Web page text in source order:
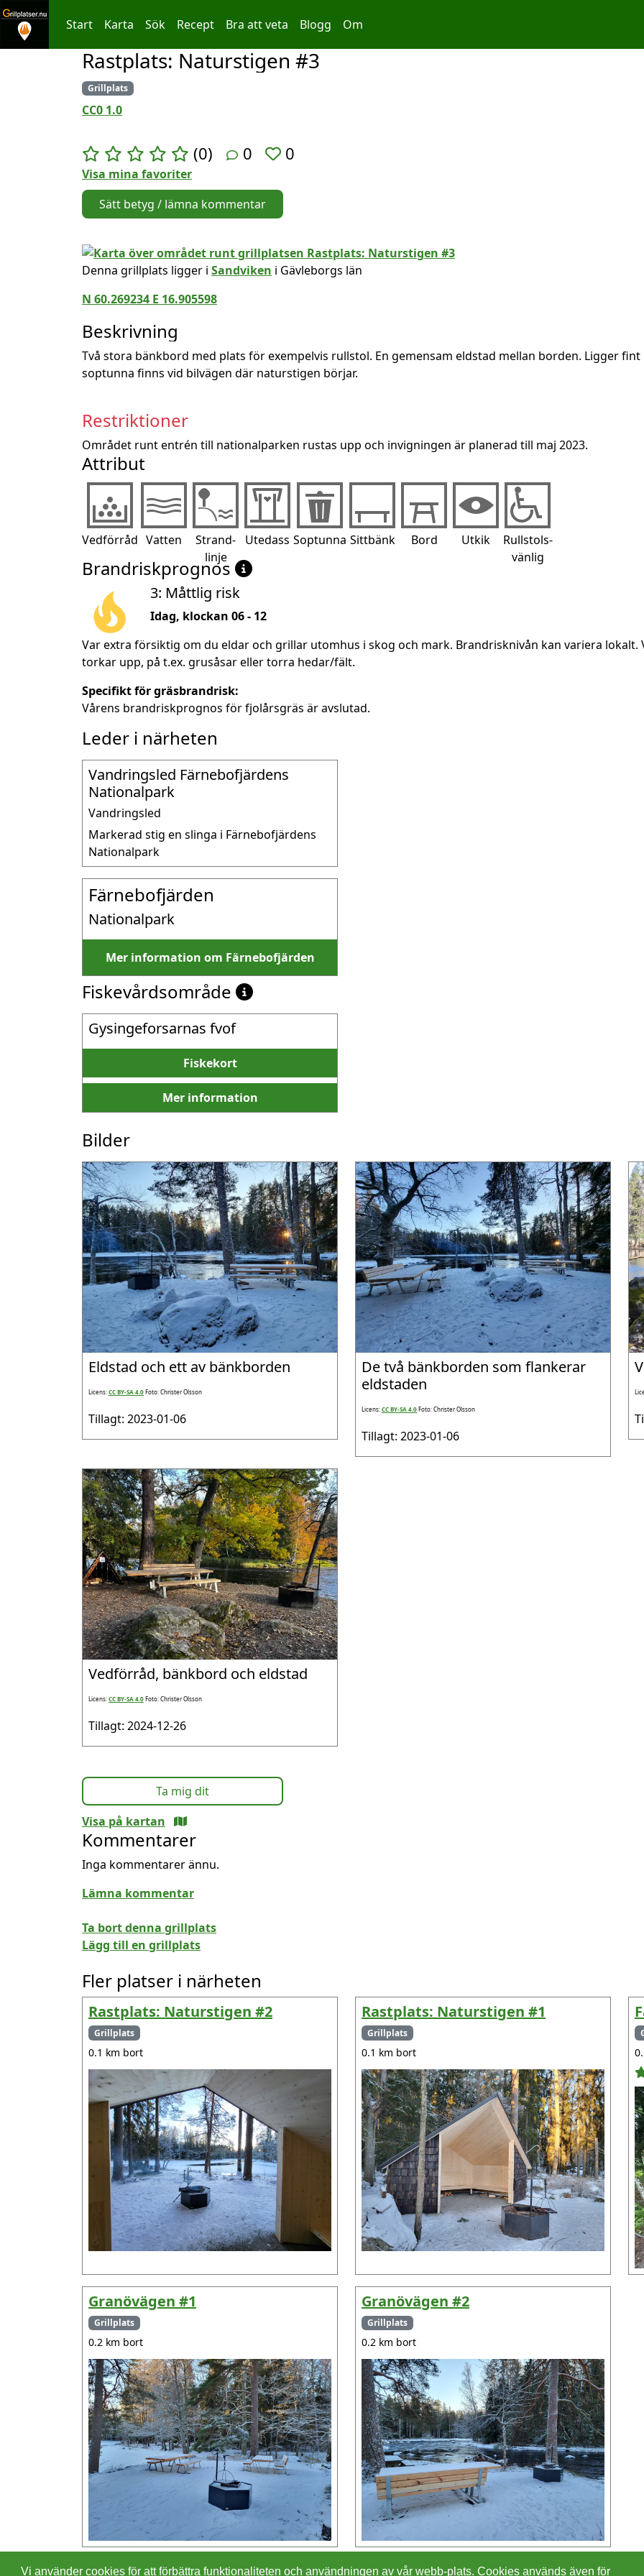
Hoppa till innehållet
Start Karta Sök Recept Bra att veta Blogg Om
Rastplats: Naturstigen #3
Grillplats
CC0 1.0
(0) 0 0
Visa mina favoriter
Sätt betyg / lämna kommentar
Denna grillplats ligger i Sandviken i Gävleborgs län
N 60.269234 E 16.905598
Beskrivning
Två stora bänkbord med plats för exempelvis rullstol. En gemensam eldstad mellan borden. Ligger
soptunna finns vid bilvägen där naturstigen börjar.
Restriktioner
Området runt entrén till nationalparken rustas upp och invigningen är planerad till maj 2023.
Attribut
Vedförråd Vatten
Strand-
linje
Utedass Soptunna Sittbänk Bord Utkik
Rullstols-
vänlig
Brandriskprognos
3: Måttlig risk
Idag, klockan 06 - 12
Var extra försiktig om du eldar och grillar utomhus i skog och mark. Brandrisknivån kan variera
torkar upp, på t.ex. grusåsar eller torra hedar/fält.
Specifikt för gräsbrandrisk:
Vårens brandriskprognos för fjolårsgräs är avslutad.
Leder i närheten
Vandringsled Färnebofjärdens
Nationalpark
Vandringsled
Markerad stig en slinga i Färnebofjärdens
Nationalpark
Färnebofjärden
Nationalpark
Mer information om Färnebofjärden
Fiskevårdsområde
Gysingeforsarnas fvof
Fiskekort
Mer information
Bilder
Eldstad och ett av bänkborden
Licens:CC BY-SA 4.0Foto: Christer Olsson
Tillagt: 2023-01-06
De två bänkborden som flankerar
eldstaden
Licens:CC BY-SA 4.0Foto: Christer Olsson
Tillagt: 2023-01-06
Vedförråd, bänkbord och eldstad
Licens:CC BY-SA 4.0Foto: Christer Olsson
Tillagt: 2024-12-26
Ta mig dit
Visa på kartan
Kommentarer
Inga kommentarer ännu.
Lämna kommentar
Ta bort denna grillplats
Lägg till en grillplats
Fler platser i närheten
Rastplats: Naturstigen #2
Grillplats
0.1 km bort
Rastplats: Naturstigen #1
Grillplats
0.1 km bort
Granövägen #1
Grillplats
0.2 km bort
Granövägen #2
Grillplats
0.2 km bort
Vi använder cookies för att förbättra funktionaliteten och användningen av vår webb-plats. Cookies används även för